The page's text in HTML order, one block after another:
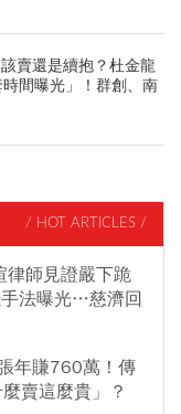
賣還是續抱？杜金龍
間曝光」！群創、南
/ HOT ARTICLES /
律師見證嚴下跪
法曝光…慈濟回
年賺760萬！傳
賣這麼貴」？